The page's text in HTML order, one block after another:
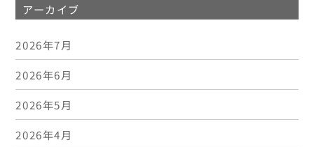
アーカイブ
2026年7月
2026年6月
2026年5月
2026年4月